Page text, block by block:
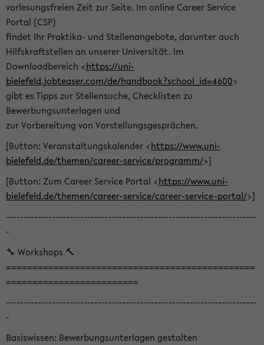
vorlesungsfreien Zeit zur Seite. Im online Career Service
Portal (CSP)
findet Ihr Praktika- und Stellenangebote, darunter auch
Hilfskraftstellen an unserer Universität. Im
Downloadbereich <https://uni-
bielefeld.jobteaser.com/de/handbook?school_id=4600>
gibt es Tipps zur Stellensuche, Checklisten zu
Bewerbungsunterlagen und
zur Vorbereitung von Vorstellungsgesprächen.
[Button: Veranstaltungskalender <https://www.uni-
bielefeld.de/themen/career-service/programm/>]
[Button: Zum Career Service Portal <https://www.uni-
bielefeld.de/themen/career-service/career-service-portal/>]
-----------------------------------------------------------------------
-
🔧 Workshops 🔨
===============================================
=========================
-----------------------------------------------------------------------
-
Basiswissen: Bewerbungsunterlagen gestalten